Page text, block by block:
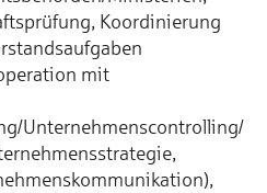
Koordinierung
mit
Unternehmenscontrolling/